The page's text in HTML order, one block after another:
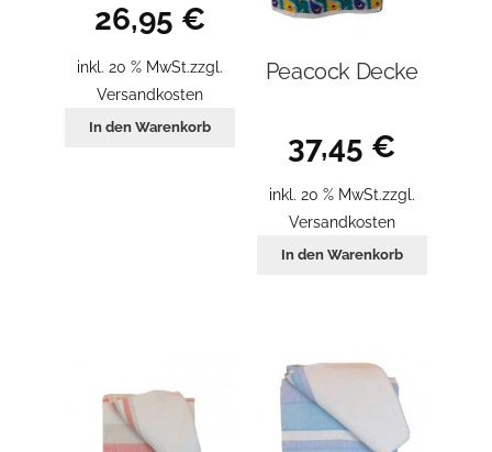
26,95 €
inkl. 20 % MwSt.zzgl.
Versandkosten
In den Warenkorb
Peacock Decke
37,45 €
inkl. 20 % MwSt.zzgl.
Versandkosten
In den Warenkorb